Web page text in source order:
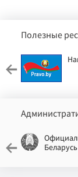
Полезные
Беларусь